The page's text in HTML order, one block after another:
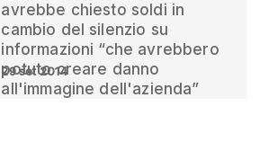
avrebbe chiesto soldi in
cambio del silenzio su
informazioni “che avrebbero
potuto creare danno
all'immagine dell'azienda”
29 set 2014